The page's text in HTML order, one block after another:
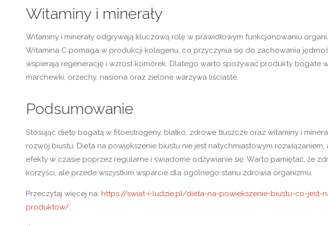
Witaminy i minerały
Witaminy i minerały odgrywają kluczową rolę w prawidłowym funkcjonowaniu
Witamina C pomaga w produkcji kolagenu, co przyczynia się do zachowania
wspierają regenerację i wzrost komórek. Dlatego warto spożywać produkty bogate
marchewki, orzechy, nasiona oraz zielone warzywa liściaste.
Podsumowanie
Stosując dietę bogatą w fitoestrogeny, białko, zdrowe tłuszcze oraz witaminy i
rozwój biustu. Dieta na powiększenie biustu nie jest natychmiastowym
efekty w czasie poprzez regularne i świadome odżywianie się. Warto pamiętać, że
korzyści, ale przede wszystkim wsparcie dla ogólnego stanu zdrowia organizmu.
Przeczytaj więcej na: https://swiat-i-ludzie.pl/dieta-na-powiekszenie-biustu-co-jest-
produktow/.